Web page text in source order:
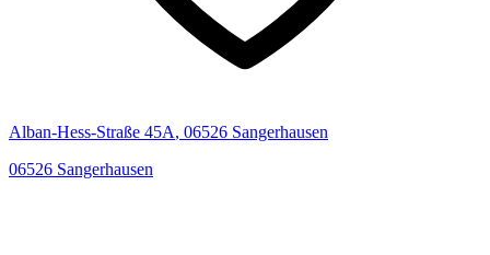
Alban-Hess-Straße 45A, 06526 Sangerhausen
06526 Sangerhausen